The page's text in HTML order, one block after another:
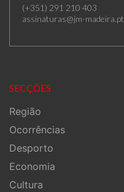
(+351) 291 210 403
assinaturas@jm-madeira.pt
SECÇÕES
Região
Ocorrências
Desporto
Economia
Cultura